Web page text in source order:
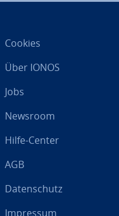
Cookies
Über IONOS
Jobs
Newsroom
Hilfe-Center
AGB
Da­ten­schutz
Impressum